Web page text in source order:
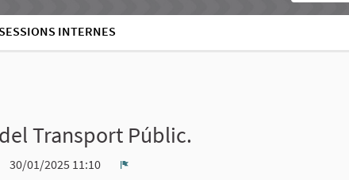
SESSIONS INTERNES
Transport Públic.
30/01/2025 11:10